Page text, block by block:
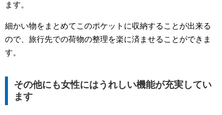
ます。
細かい物をまとめてこのポケットに収納することが出来る
ので、旅行先での荷物の整理を楽に済ませることができま
す。
その他にも女性にはうれしい機能が充実してい
ます